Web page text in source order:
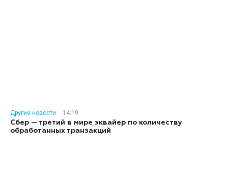
Другие новости
14:19
Сбер — третий в мире эквайер по количеству
обработанных транзакций